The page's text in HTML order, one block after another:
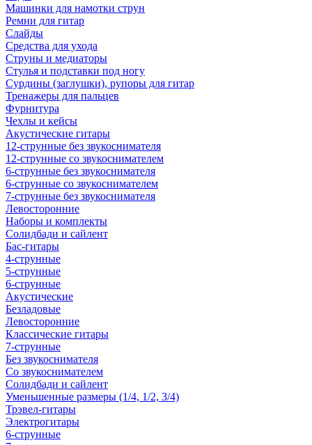
Машинки для намотки струн
Ремни для гитар
Слайды
Средства для ухода
Струны и медиаторы
Стулья и подставки под ногу
Сурдины (заглушки), рупоры для гитар
Тренажеры для пальцев
Фурнитура
Чехлы и кейсы
Акустические гитары
12-струнные без звукоснимателя
12-струнные со звукоснимателем
6-струнные без звукоснимателя
6-струнные со звукоснимателем
7-струнные без звукоснимателя
Левосторонние
Наборы и комплекты
Солидбади и сайлент
Бас-гитары
4-струнные
5-струнные
6-струнные
Акустические
Безладовые
Левосторонние
Классические гитары
7-струнные
Без звукоснимателя
Со звукоснимателем
Солидбади и сайлент
Уменьшенные размеры (1/4, 1/2, 3/4)
Трэвел-гитары
Электрогитары
6-струнные